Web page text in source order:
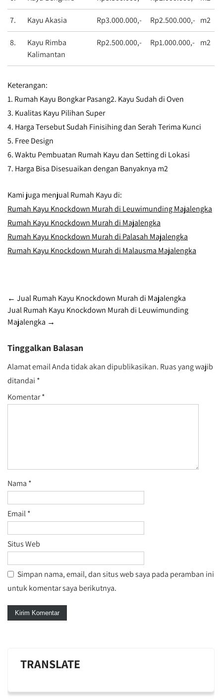
7. Kayu Akasia Rp3.000.000,- Rp2.500.000,- m2
8.
Kayu Rimba
Kalimantan
Rp2.500.000,- Rp1.000.000,- m2
Keterangan:
1. Rumah Kayu Bongkar Pasang2. Kayu Sudah di Oven
3. Kualitas Kayu Pilihan Super
4. Harga Tersebut Sudah Finisihing dan Serah Terima Kunci
5. Free Design
6. Waktu Pembuatan Rumah Kayu dan Setting di Lokasi
7. Harga Bisa Disesuaikan dengan Banyaknya m2
Kami juga menjual Rumah Kayu di:
Rumah Kayu Knockdown Murah di Leuwimunding Majalengka
Rumah Kayu Knockdown Murah di Majalengka
Rumah Kayu Knockdown Murah di Palasah Majalengka
Rumah Kayu Knockdown Murah di Malausma Majalengka
Post
navigation
← Jual Rumah Kayu Knockdown Murah di Majalengka
Jual Rumah Kayu Knockdown Murah di Leuwimunding
Majalengka →
Tinggalkan Balasan
Alamat email Anda tidak akan dipublikasikan. Ruas yang wajib
ditandai *
Komentar*
Nama *
Email*
Situs Web
Simpan nama, email, dan situs web saya pada peramban ini
untuk komentar saya berikutnya.
TRANSLATE